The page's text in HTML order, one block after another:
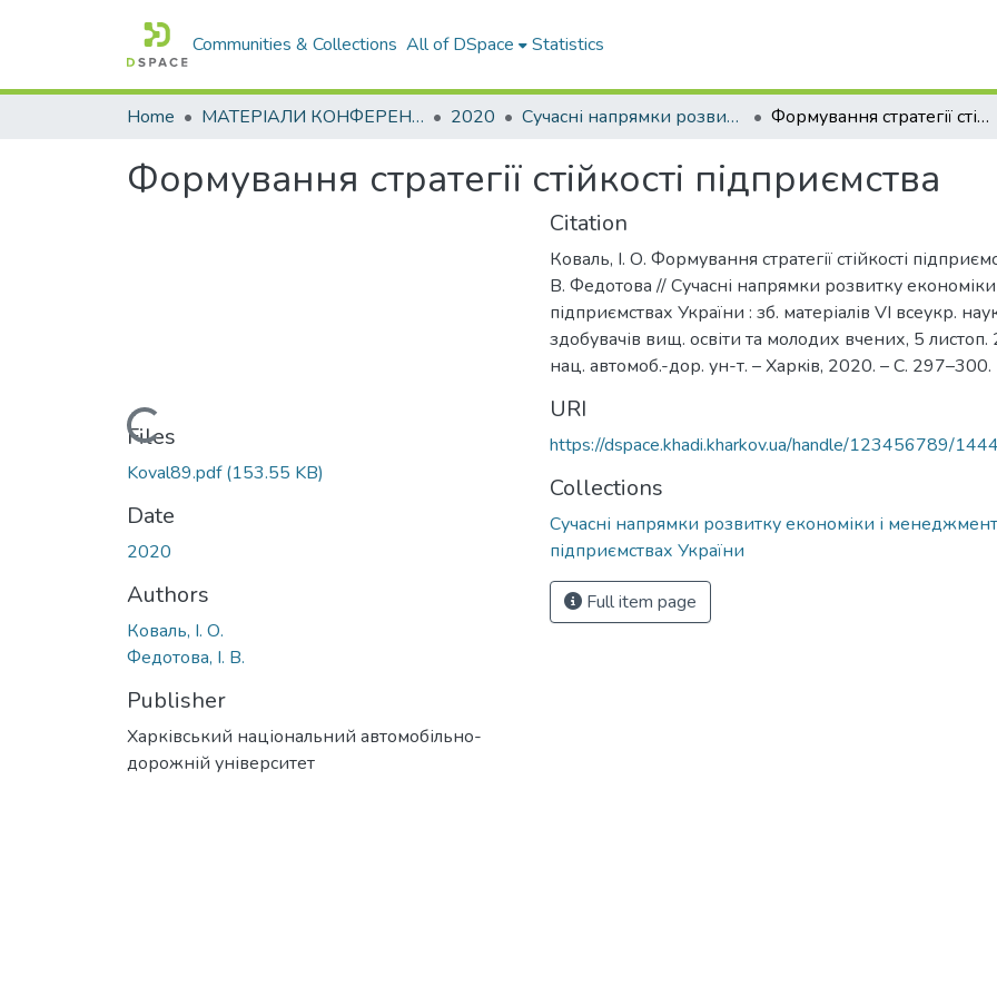
Communities & Collections All of DSpace Statistics
Home МАТЕРІАЛИ КОНФЕРЕНЦІЙ 2020 Сучасні напрямки розвитку економіки і менеджменту на підприємствах України Формування стратегії стійкості підприємства
Формування стратегії стійкості підприємства
Loading...
Files
Koval89.pdf(153.55 KB)
Date
2020
Authors
Коваль, І. О.
Федотова, І. В.
Publisher
Харківський національний автомобільно-
дорожній університет
Citation
Коваль, І. О. Формування стратегії стійкості
В. Федотова // Сучасні напрямки розвитку
підприємствах України : зб. матеріалів VI всеукр.
здобувачів вищ. освіти та молодих вчених, 5
нац. автомоб.-дор. ун-т. – Харкiв, 2020. – С. 297–300.
URI
https://dspace.khadi.kharkov.ua/handle/123456789/
Collections
Сучасні напрямки розвитку економіки і
підприємствах України
Full item page